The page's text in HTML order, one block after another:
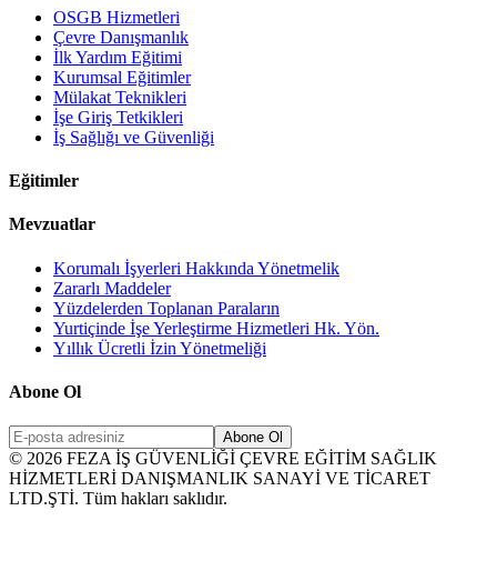
OSGB Hizmetleri
Çevre Danışmanlık
İlk Yardım Eğitimi
Kurumsal Eğitimler
Mülakat Teknikleri
İşe Giriş Tetkikleri
İş Sağlığı ve Güvenliği
Eğitimler
Mevzuatlar
Korumalı İşyerleri Hakkında Yönetmelik
Zararlı Maddeler
Yüzdelerden Toplanan Paraların
Yurtiçinde İşe Yerleştirme Hizmetleri Hk. Yön.
Yıllık Ücretli İzin Yönetmeliği
Abone Ol
Abone Ol
© 2026 FEZA İŞ GÜVENLİĞİ ÇEVRE EĞİTİM SAĞLIK
HİZMETLERİ DANIŞMANLIK SANAYİ VE TİCARET
LTD.ŞTİ. Tüm hakları saklıdır.